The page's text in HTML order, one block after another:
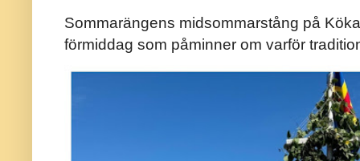
Sommarängens midsommarstång på
förmiddag som påminner om varför